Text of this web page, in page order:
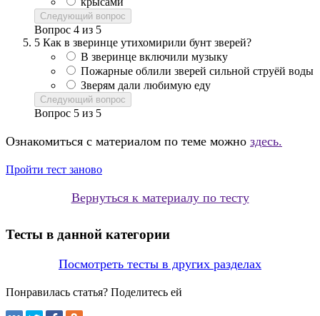
Следующий вопрос
Вопрос 4 из 5
5 Как в зверинце утихомирили бунт зверей?
В зверинце включили музыку
Пожарные облили зверей сильной струёй воды
Зверям дали любимую еду
Следующий вопрос
Вопрос 5 из 5
Ознакомиться с материалом по теме можно здесь.
Пройти тест заново
Вернуться к материалу по тесту
Тесты в данной категории
Посмотреть тесты в других разделах
Понравилась статья? Поделитесь ей